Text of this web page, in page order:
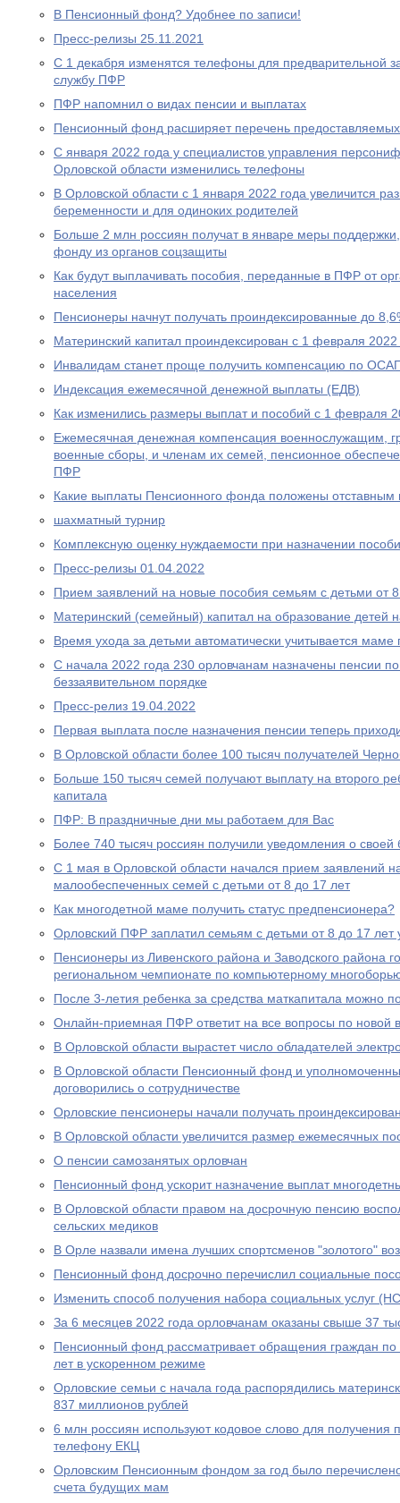
В Пенсионный фонд? Удобнее по записи!
Пресс-релизы 25.11.2021
С 1 декабря изменятся телефоны для предварительной
службу ПФР
ПФР напомнил о видах пенсии и выплатах
Пенсионный фонд расширяет перечень
С января 2022 года у специалистов управления
Орловской области изменились телефоны
В Орловской области с 1 января 2022 года увеличится
беременности и для одиноких родителей
Больше 2 млн россиян получат в январе меры
фонду из органов соцзащиты
Как будут выплачивать пособия, переданные в ПФР от
населения
Пенсионеры начнут получать проиндексированные до
Материнский капитал проиндексирован с 1 февраля 2022
Инвалидам станет проще получить компенсацию по
Индексация ежемесячной денежной выплаты (ЕДВ)
Как изменились размеры выплат и пособий с 1 февраля
Ежемесячная денежная компенсация военнослужащим,
военные сборы, и членам их семей, пенсионное
ПФР
Какие выплаты Пенсионного фонда положены
шахматный турнир
Комплексную оценку нуждаемости при назначении
Пресс-релизы 01.04.2022
Прием заявлений на новые пособия семьям с детьми от
Материнский (семейный) капитал на образование детей
Время ухода за детьми автоматически учитывается
С начала 2022 года 230 орловчанам назначены пенсии
беззаявительном порядке
Пресс-релиз 19.04.2022
Первая выплата после назначения пенсии теперь
В Орловской области более 100 тысяч получателей
Больше 150 тысяч семей получают выплату на второго
капитала
ПФР: В праздничные дни мы работаем для Вас
Более 740 тысяч россиян получили уведомления о
С 1 мая в Орловской области начался прием заявлений
малообеспеченных семей с детьми от 8 до 17 лет
Как многодетной маме получить статус предпенсионера?
Орловский ПФР заплатил семьям с детьми от 8 до 17
Пенсионеры из Ливенского района и Заводского района
региональном чемпионате по компьютерному
После 3-летия ребенка за средства маткапитала можно
Онлайн-приемная ПФР ответит на все вопросы по новой
В Орловской области вырастет число обладателей
В Орловской области Пенсионный фонд и
договорились о сотрудничестве
Орловские пенсионеры начали получать
В Орловской области увеличится размер ежемесячных
О пенсии самозанятых орловчан
Пенсионный фонд ускорит назначение выплат
В Орловской области правом на досрочную пенсию
сельских медиков
В Орле назвали имена лучших спортсменов "золотого"
Пенсионный фонд досрочно перечислил социальные
Изменить способ получения набора социальных услуг
За 6 месяцев 2022 года орловчанам оказаны свыше 37
Пенсионный фонд рассматривает обращения граждан по
лет в ускоренном режиме
Орловские семьи с начала года распорядились
837 миллионов рублей
6 млн россиян используют кодовое слово для получения
телефону ЕКЦ
Орловским Пенсионным фондом за год было
счета будущих мам